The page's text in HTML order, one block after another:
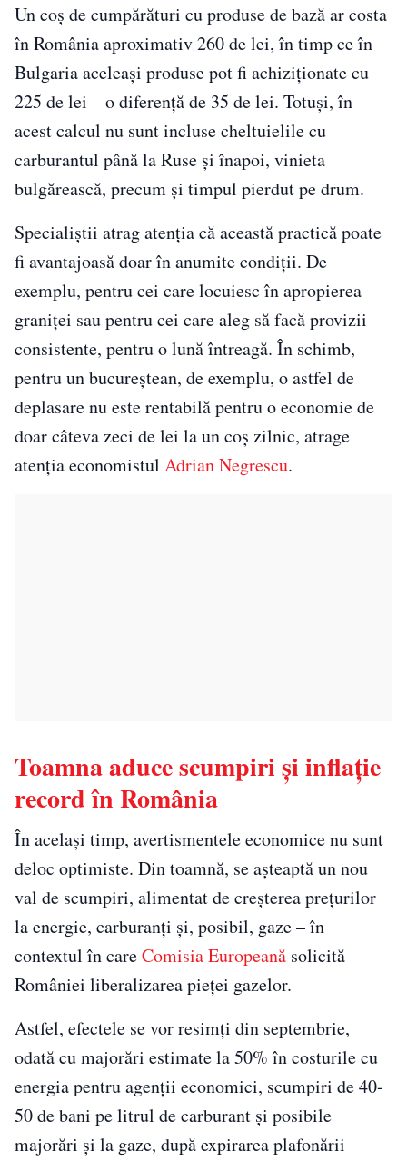
Un coș de cumpărături cu produse de bază ar costa
în România aproximativ 260 de lei, în timp ce în
Bulgaria aceleași produse pot fi achiziționate cu
225 de lei – o diferență de 35 de lei. Totuși, în
acest calcul nu sunt incluse cheltuielile cu
carburantul până la Ruse și înapoi, vinieta
bulgărească, precum și timpul pierdut pe drum.
Specialiștii atrag atenția că această practică poate
fi avantajoasă doar în anumite condiții. De
exemplu, pentru cei care locuiesc în apropierea
graniței sau pentru cei care aleg să facă provizii
consistente, pentru o lună întreagă. În schimb,
pentru un bucureștean, de exemplu, o astfel de
deplasare nu este rentabilă pentru o economie de
doar câteva zeci de lei la un coș zilnic, atrage
atenția economistul Adrian Negrescu.
Toamna aduce scumpiri și inflație
record în România
În același timp, avertismentele economice nu sunt
deloc optimiste. Din toamnă, se așteaptă un nou
val de scumpiri, alimentat de creșterea prețurilor
la energie, carburanți și, posibil, gaze – în
contextul în careComisia Europeană solicită
României liberalizarea pieței gazelor.
Astfel, efectele se vor resimți din septembrie,
odată cu majorări estimate la 50% în costurile cu
energia pentru agenții economici, scumpiri de 40-
50 de bani pe litrul de carburant și posibile
majorări și la gaze, după expirarea plafonării